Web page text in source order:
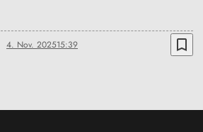
4. Nov. 202515:39 bookmark_border